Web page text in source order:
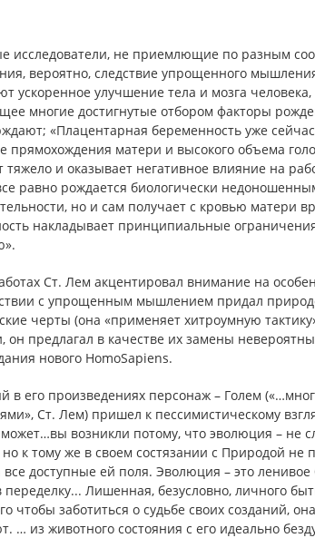
исследователи, не приемлющие по разным
вероятно, следствие упрощенного
ускоренное улучшение тела и мозга
многие достигнутые отбором факторы
«Плацентарная беременность уже
прямохождения матери и высокого объема
тяжело и оказывает негативное влияние на
равно рождается биологически
но и сам получает с кровью матери
накладывает принципиальные
Ст. Лем акцентировал внимание на
с упрощенным мышлением придал
черты (она «применяет хитроумную
он предлагал в качестве их замены
нового HomoSapiens.
в его произведениях персонаж – Голем
Ст. Лем) пришел к пессимистическому
возникли потому, что эволюция – не
к тому же в своем состязании с Природой не
доступные ей поля. Эволюция – это
переделку... Лишенная, безусловно, личного
чтобы заботиться о судьбе своих созданий,
… из животного состояния с его идеально